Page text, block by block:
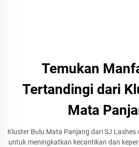
Temukan
Tertandingi dari
Mata
Kluster Bulu Mata Panjang dari SJ
untuk meningkatkan kecantikan dan